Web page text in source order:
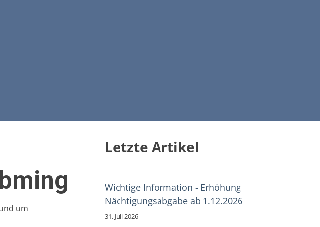
um
Letzte Artikel
Wichtige Information - Erhöhung
Nächtigungsabgabe ab 1.12.2026
31. Juli 2026